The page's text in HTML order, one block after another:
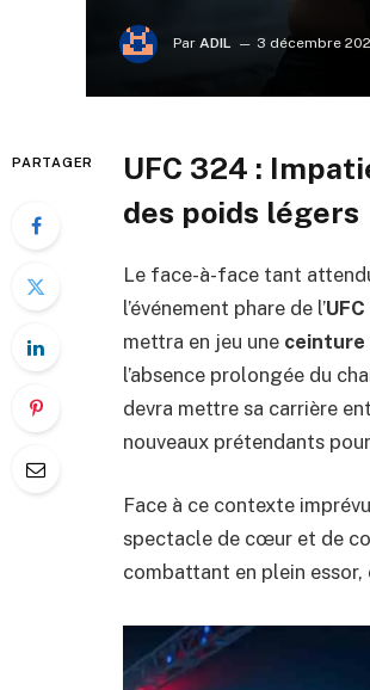
Par ADIL 3 décembre
PARTAGER
UFC 324 :
des poids légers
Le face-à-face tant
l’événement phare de l’
mettra en jeu une ceinture
l’absence prolongée du
devra mettre sa carrière
nouveaux prétendants
Face à ce contexte
spectacle de cœur et de
combattant en plein essor,